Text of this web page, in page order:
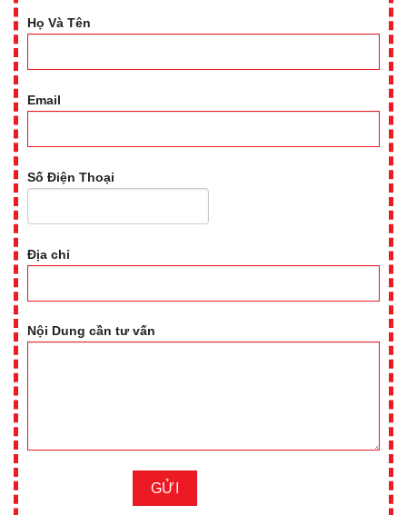
Họ Và Tên
Email
Số Điện Thoại
Địa chỉ
Nội Dung cần tư vấn